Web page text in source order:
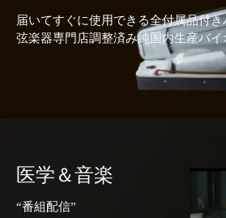
届いてすぐに使用できる全付属品付き
弦楽器専門店調整済み純国内生産バイ
医学＆音楽
“番組配信”